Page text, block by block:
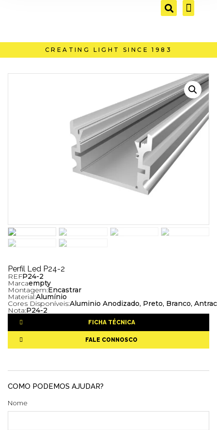
CREATING LIGHT SINCE 1983
Perfil Led P24-2
REFP24-2
Marcaempty
Montagem:Encastrar
Material:Alumínio
Cores Disponíveis:Aluminio Anodizado, Preto, Branco,
Nota:P24-2
FICHA TÉCNICA
FALE CONNOSCO
COMO PODEMOS AJUDAR?
Nome